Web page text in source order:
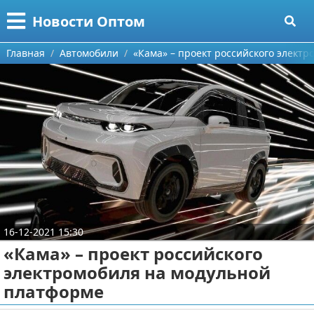
Новости Оптом
Меню
Главная
Категории
Информационные технологии
Автомобили
Знаменитости
Политика
Природа
Философия
Культура
Поиск
О проекте
Контакты
Сотрудничество
Размещение рекламы
Для правообладателей
Условия предоставления информации
Главная Автомобили «Кама» – проект российского
16-12-2021 15:30
«Кама» – проект российского
электромобиля на модульной
платформе